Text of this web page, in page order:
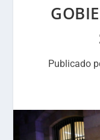
Publicado